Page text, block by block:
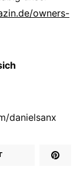
owners-
danielsanx